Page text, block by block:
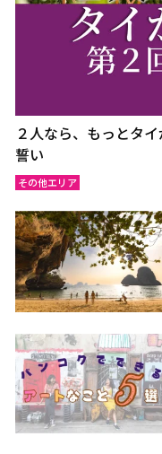
２人なら、もっとタ
誓い
その他エリア